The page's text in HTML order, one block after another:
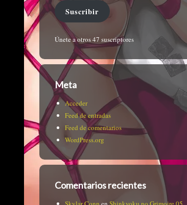
Suscribir
Únete a otros 47 suscriptores
Meta
Acceder
Feed de entradas
Feed de comentarios
WordPress.org
Comentarios recientes